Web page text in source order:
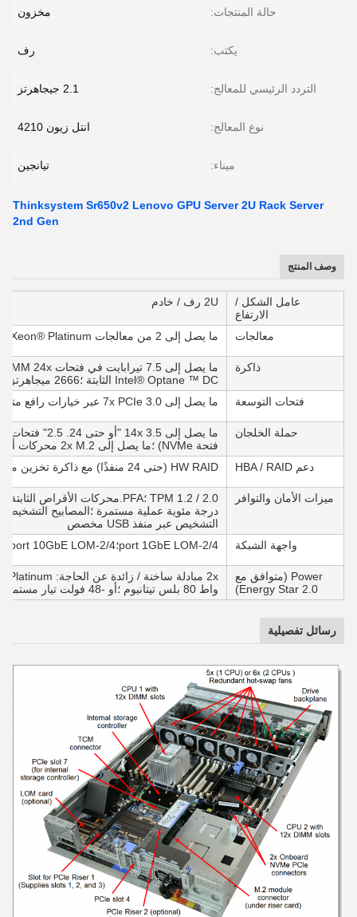
حالة المنتجات: مخزون
يكتب: رف
التردد الرئيسي للمعالج: 2.1 جيجاهرتز
نوع المعالج: انتل زيون 4210
ميناء: تيانجين
Thinksystem Sr650v2 Lenovo GPU Server 2U Rack Server
2nd Gen
وصف المنتج
عامل الشكل /
الارتفاع
2U رف / خادم
معالجات ما يصل إلى 2 من معالجات Intel® Xeon® Platinum من الجيل الثاني ، بقدرة تصل إلى 205 وات
ذاكرة
Intel® Optane ™ DC الثابتة ؛2666 ميجاهرتز / 2933 ميجاهرتز TruDDR4
فتحات التوسعة
ما يصل إلى 7x PCIe 3.0 عبر خيارات رافع متعددة بما في ذلك 1x فتحة PCIe مخصصة لمحول RAID
حملة الخلجان
فتحة NVMe) ؛ما يصل إلى 2x M.2 محركات أقراص التمهيد (RAID 1)
دعم HBA / RAID
HW RAID (حتى 24 منفذًا) مع ذاكرة تخزين مؤقت فلاش ؛ما يصل إلى 16 منفذ HBAs
ميزات الأمان والتوافر
درجة مئوية عملية مستمرة ؛المصابيح
التشخيص عبر منفذ USB مخصص
واجهة الشبكة
2/4-port 1GbE LOM؛2/4-port 10GbE LOM (Base-T أو SFP +) ؛1x منفذ إدارة 1GbE مخصص
Power (متوافق مع
Energy Star 2.0)
واط 80 بلس تيتانيوم ؛أو -48 فولت تيار مستمر 80 بلاتينيوم
رسائل تفصيلية